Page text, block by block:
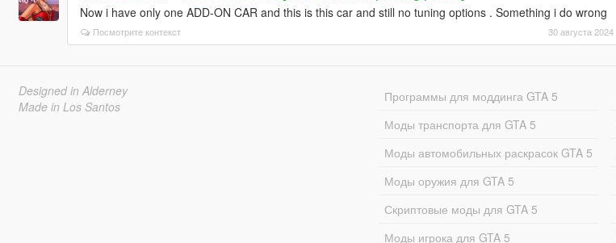
Now i have only one ADD-ON CAR and this is this car and still no tuning options . Something i do wrong
Посмотрите контекст 30 августа 2024
Designed in Alderney
Made in Los Santos
Программы для моддинга GTA 5
Моды транспорта для GTA 5
Моды автомобильных раскрасок GTA 5
Моды оружия для GTA 5
Скриптовые моды для GTA 5
Моды игрока для GTA 5